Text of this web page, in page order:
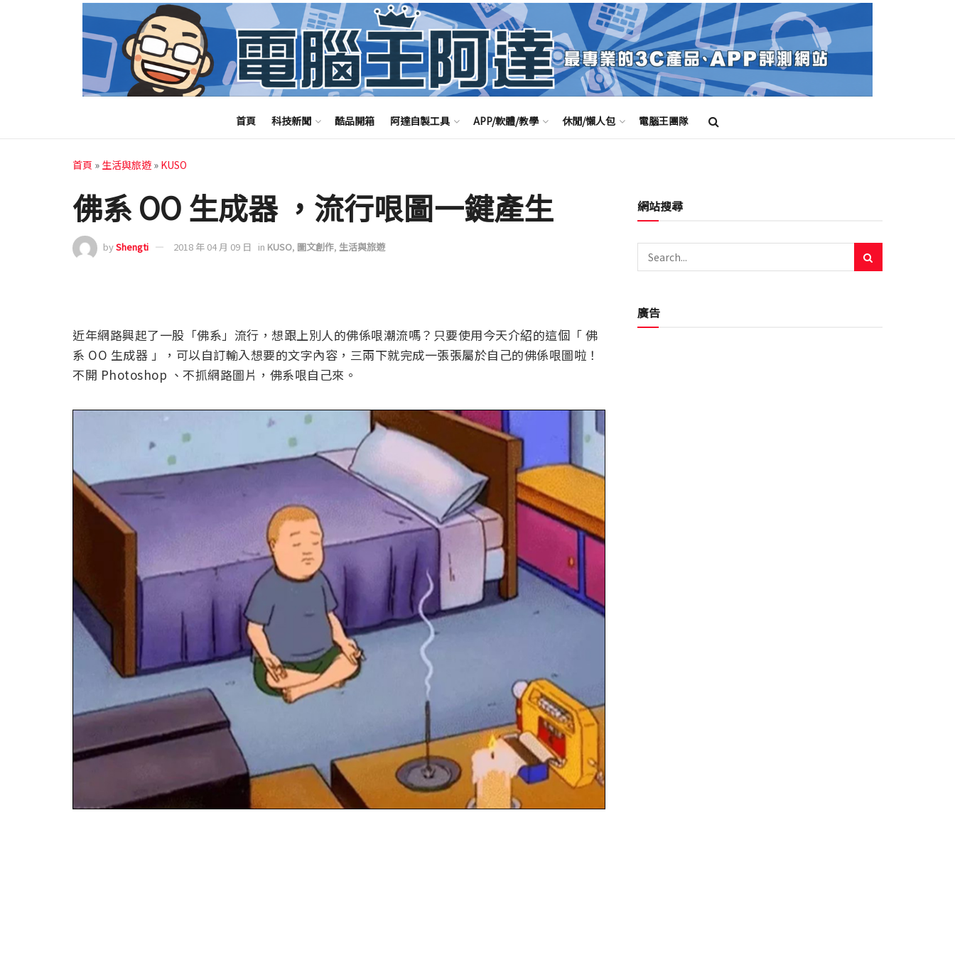
首頁 科技新聞 酷品開箱 阿達自製工具 APP/軟體/教學 休閒/懶人包 電腦王團隊
首頁 » 生活與旅遊 » KUSO
佛系 OO 生成器 ，流行哏圖一鍵產生
byShengti 2018 年 04 月 09 日 in KUSO, 圖文創作, 生活與旅遊
近年網路興起了一股「佛系」流行，想跟上別人的佛係哏潮流嗎？只要使用今天介紹的這個「 佛
系 OO 生成器 」，可以自訂輸入想要的文字內容，三兩下就完成一張張屬於自己的佛係哏圖啦！
不開 Photoshop 、不抓網路圖片，佛系哏自己來。
網站搜尋
廣告